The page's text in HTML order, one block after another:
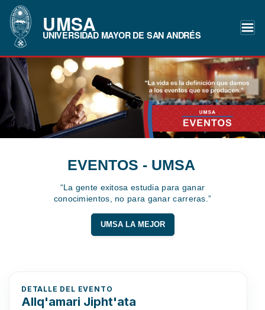
UMSA
UNIVERSIDAD MAYOR DE SAN ANDRÉS
EVENTOS - UMSA
“La gente exitosa estudia para ganar
conocimientos, no para ganar carreras.”
UMSA LA MEJOR
DETALLE DEL EVENTO
Allq'amari Jipht'ata